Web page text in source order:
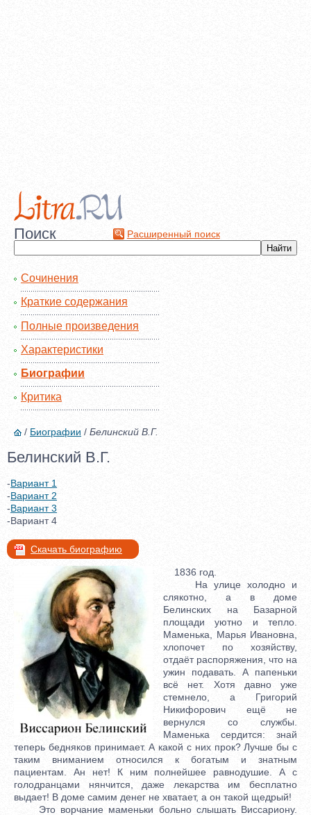
Поиск Расширенный поиск
Сочинения
Краткие содержания
Полные произведения
Характеристики
Биографии
Критика
/ Биографии / Белинский В.Г.
Белинский В.Г.
-Вариант 1
-Вариант 2
-Вариант 3
-Вариант 4
Скачать биографию
1836 год.
На улице холодно и
слякотно, а в доме
Белинских на Базарной
площади уютно и тепло.
Маменька, Марья Ивановна,
хлопочет по хозяйству,
отдаёт распоряжения, что на
ужин подавать. А папеньки
всё нет. Хотя давно уже
стемнело, а Григорий
Никифорович ещё не
вернулся со службы.
Маменька сердится: знай
теперь бедняков принимает. А какой с них прок? Лучше бы с
таким вниманием относился к богатым и знатным
пациентам. Ан нет! К ним полнейшее равнодушие. А с
голодранцами нянчится, даже лекарства им бесплатно
выдает! В доме самим денег не хватает, а он такой щедрый!
Это ворчание маменьки больно слышать Виссариону.